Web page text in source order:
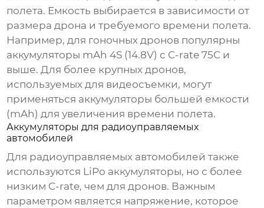
полета. Емкость выбирается в зависимости от
размера дрона и требуемого времени полета.
Например, для гоночных дронов популярны
аккумуляторы mAh 4S (14.8V) с C-rate 75C и
выше. Для более крупных дронов,
используемых для видеосъемки, могут
применяться аккумуляторы большей емкости
(mAh) для увеличения времени полета.
Аккумуляторы для радиоуправляемых
автомобилей
Для радиоуправляемых автомобилей также
используются LiPo аккумуляторы, но с более
низким C-rate, чем для дронов. Важным
параметром является напряжение, которое